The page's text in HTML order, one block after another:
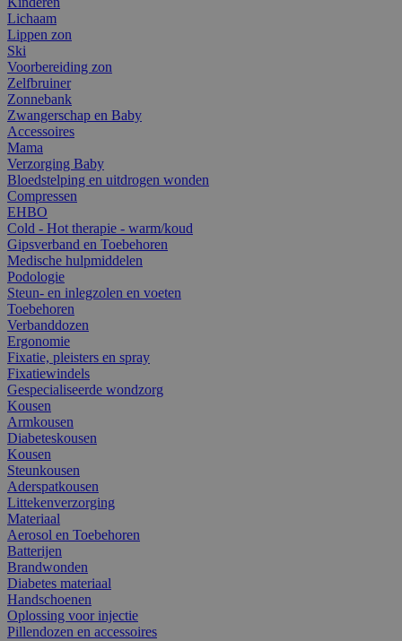
Lichaam
Lippen zon
Ski
Voorbereiding zon
Zelfbruiner
Zonnebank
Zwangerschap en Baby
Accessoires
Mama
Verzorging Baby
Bloedstelping en uitdrogen wonden
Compressen
EHBO
Cold - Hot therapie - warm/koud
Gipsverband en Toebehoren
Medische hulpmiddelen
Podologie
Steun- en inlegzolen en voeten
Toebehoren
Verbanddozen
Ergonomie
Fixatie, pleisters en spray
Fixatiewindels
Gespecialiseerde wondzorg
Kousen
Armkousen
Diabeteskousen
Kousen
Steunkousen
Aderspatkousen
Littekenverzorging
Materiaal
Aerosol en Toebehoren
Batterijen
Brandwonden
Diabetes materiaal
Handschoenen
Oplossing voor injectie
Pillendozen en accessoires